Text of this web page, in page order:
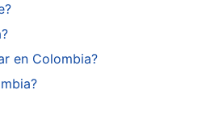
en Colombia?